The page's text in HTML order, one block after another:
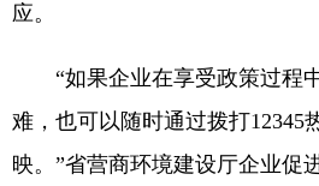
应。
“如果企业在享受政策过程
难，也可以随时通过拨打12345
映。”省营商环境建设厅企业促